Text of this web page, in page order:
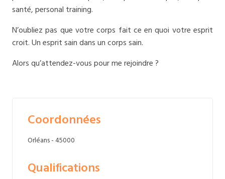
santé, personal training.
N’oubliez pas que votre corps fait ce en quoi votre esprit
croit. Un esprit sain dans un corps sain.
Alors qu’attendez-vous pour me rejoindre ?
Coordonnées
Orléans - 45000
Qualifications